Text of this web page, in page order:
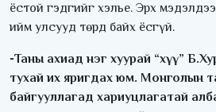
ёстой гэдгийг хэлье. Эрх
ийм улсууд төрд байх ёсгүй.
-Таны ахиад нэг хуурай “хүү”
тухай их яригдах юм. Монголын
байгууллагад хариуцлагатай